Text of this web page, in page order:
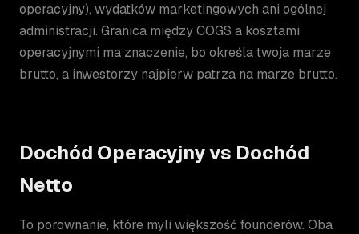
operacyjny), wydatków marketingowych ani ogólnej
administracji. Granica między COGS a kosztami
operacyjnymi ma znaczenie, bo określa twoja marze
brutto, a inwestorzy najpierw patrza na marze brutto.
Dochód Operacyjny vs Dochód
Netto
To porownanie, które myli większość founderów. Oba